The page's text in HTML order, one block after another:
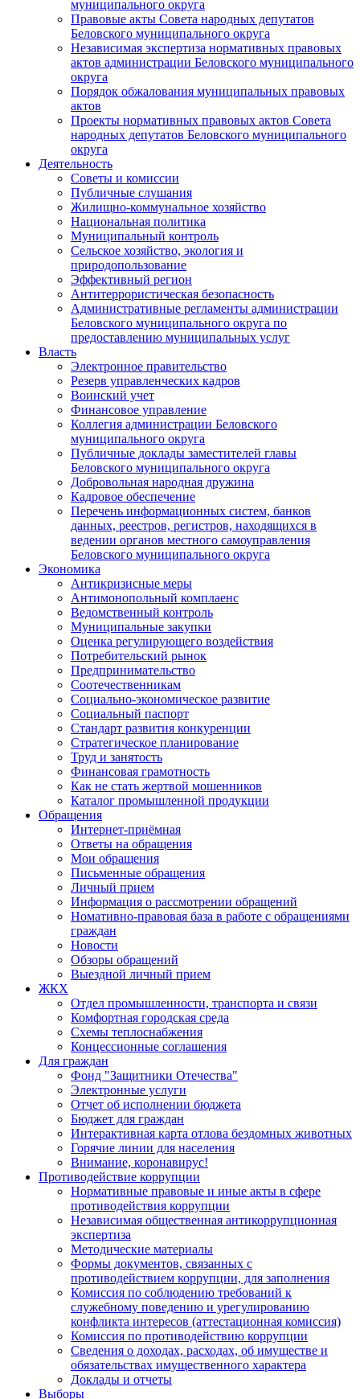
муниципального округа
Правовые акты Совета народных депутатов
Беловского муниципального округа
Независимая экспертиза нормативных правовых
актов администрации Беловского муниципального
округа
Порядок обжалования муниципальных правовых
актов
Проекты нормативных правовых актов Совета
народных депутатов Беловского муниципального
округа
Деятельность
Советы и комиссии
Публичные слушания
Жилищно-коммунальное хозяйство
Национальная политика
Муниципальный контроль
Сельское хозяйство, экология и
природопользование
Эффективный регион
Антитеррористическая безопасность
Административные регламенты администрации
Беловского муниципального округа по
предоставлению муниципальных услуг
Власть
Электронное правительство
Резерв управленческих кадров
Воинский учет
Финансовое управление
Коллегия администрации Беловского
муниципального округа
Публичные доклады заместителей главы
Беловского муниципального округа
Добровольная народная дружина
Кадровое обеспечение
Перечень информационных систем, банков
данных, реестров, регистров, находящихся в
ведении органов местного самоуправления
Беловского муниципального округа
Экономика
Антикризисные меры
Антимонопольный комплаенс
Ведомственный контроль
Муниципальные закупки
Оценка регулирующего воздействия
Потребительский рынок
Предпринимательство
Соотечественникам
Социально-экономическое развитие
Социальный паспорт
Стандарт развития конкуренции
Стратегическое планирование
Труд и занятость
Финансовая грамотность
Как не стать жертвой мошенников
Каталог промышленной продукции
Обращения
Интернет-приёмная
Ответы на обращения
Мои обращения
Письменные обращения
Личный прием
Информация о рассмотрении обращений
Номативно-правовая база в работе с обращениями
граждан
Новости
Обзоры обращений
Выездной личный прием
ЖКХ
Отдел промышленности, транспорта и связи
Комфортная городская среда
Схемы теплоснабжения
Концессионные соглашения
Для граждан
Фонд "Защитники Отечества"
Электронные услуги
Отчет об исполнении бюджета
Бюджет для граждан
Интерактивная карта отлова бездомных животных
Горячие линии для населения
Внимание, коронавирус!
Противодействие коррупции
Нормативные правовые и иные акты в сфере
противодействия коррупции
Независимая общественная антикоррупционная
экспертиза
Методические материалы
Формы документов, связанных с
противодействием коррупции, для заполнения
Комиссия по соблюдению требований к
служебному поведению и урегулированию
конфликта интересов (аттестационная комиссия)
Комиссия по противодействию коррупции
Сведения о доходах, расходах, об имуществе и
обязательствах имущественного характера
Доклады и отчеты
Выборы